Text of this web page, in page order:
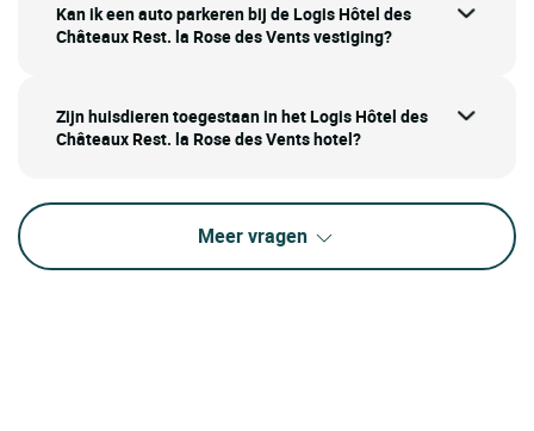
Kan ik een auto parkeren bij de Logis Hôtel des
Châteaux Rest. la Rose des Vents vestiging?
Zijn huisdieren toegestaan in het Logis Hôtel des
Châteaux Rest. la Rose des Vents hotel?
Meer vragen